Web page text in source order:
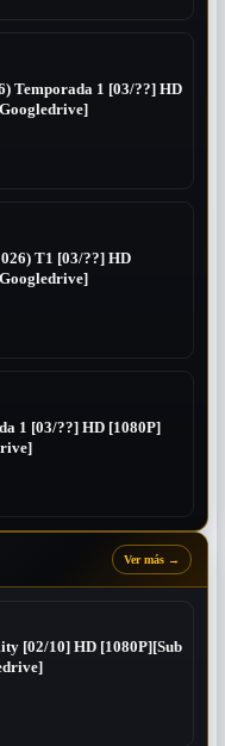
Temporada 1 [03/??] HD
T1 [03/??] HD
1 [03/??] HD [1080P]
Ver más →
[02/10] HD [1080P][Sub